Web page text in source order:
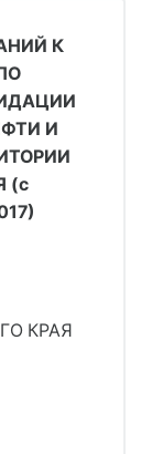
К
И
(с
КРАЯ